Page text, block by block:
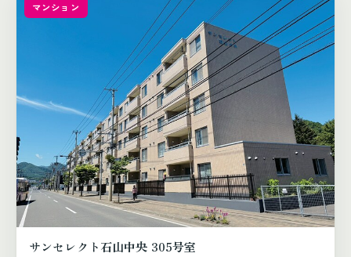
マンション
サンセレクト石山中央 305号室